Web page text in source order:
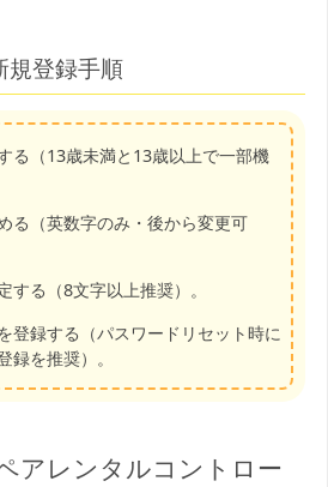
規登録手順
る（13歳未満と13歳以上で一部機
る（英数字のみ・後から変更可
する（8文字以上推奨）。
登録する（パスワードリセット時に
録を推奨）。
アレンタルコントロー